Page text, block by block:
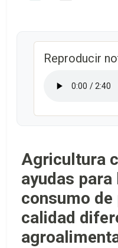
Reproducir
Agricultura
ayudas para
consumo
calidad